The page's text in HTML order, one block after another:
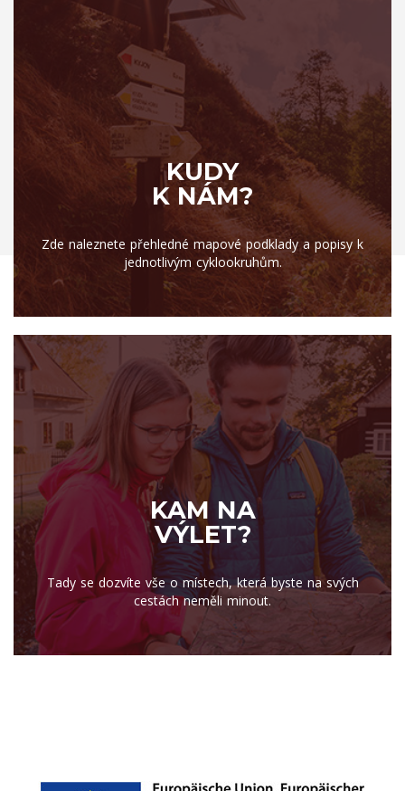
KUDY
K NÁM?
Zde naleznete přehledné mapové podklady a popisy k
jednotlivým cyklookruhům.
KAM NA
VÝLET?
Tady se dozvíte vše o místech, která byste na svých
cestách neměli minout.